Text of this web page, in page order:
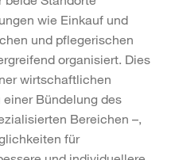
wie Einkauf und
und pflegerischen
organisiert. Dies
wirtschaftlichen
Bündelung des
Bereichen –,
für